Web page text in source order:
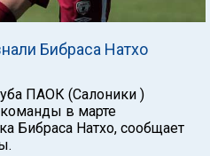
Бибраса Натхо
ПАОК (Салоники )
в марте
Бибраса Натхо, сообщает